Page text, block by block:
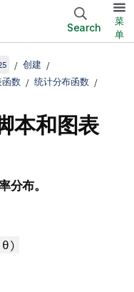
Search
菜
单
创建
函数 统计分布函数
本和图表
分布。